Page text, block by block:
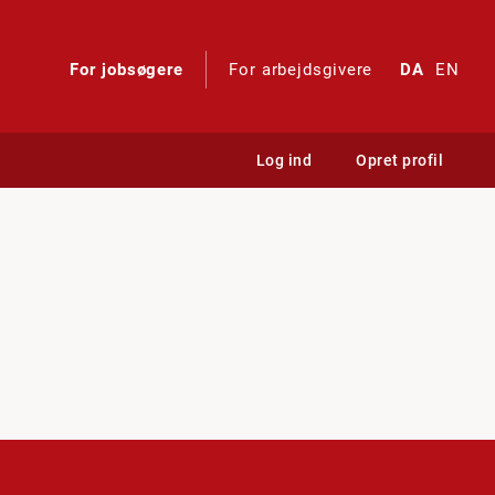
For jobsøgere For arbejdsgivere DA EN
Log ind Opret profil